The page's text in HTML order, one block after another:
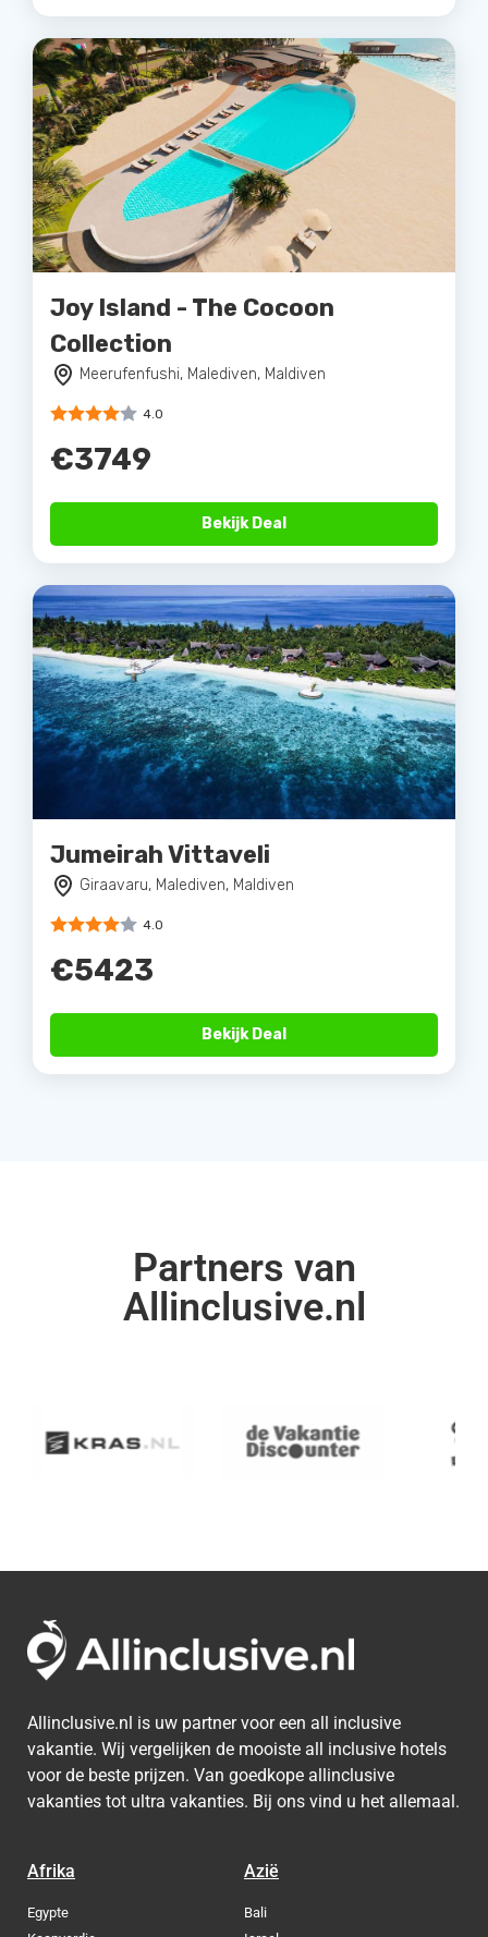
Joy Island - The Cocoon
Collection
Meerufenfushi, Malediven, Maldiven
4.0
€3749
Bekijk Deal
Jumeirah Vittaveli
Giraavaru, Malediven, Maldiven
4.0
€5423
Bekijk Deal
Partners van
Allinclusive.nl
Allinclusive.nl is uw partner voor een all inclusive
vakantie. Wij vergelijken de mooiste all inclusive hotels
voor de beste prijzen. Van goedkope allinclusive
vakanties tot ultra vakanties. Bij ons vind u het allemaal.
Afrika
Egypte
Azië
Bali